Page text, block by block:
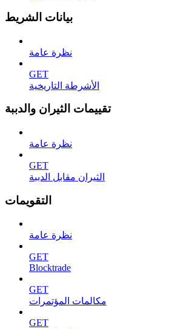
بيانات الشريط
نظرة عامة
GET
الأشرطة التاريخية
تقييمات الثيران والدببة
نظرة عامة
GET
الثيران مقابل الدببة
التقويمات
نظرة عامة
GET
Blocktrade
GET
مكالمات المؤتمرات
GET